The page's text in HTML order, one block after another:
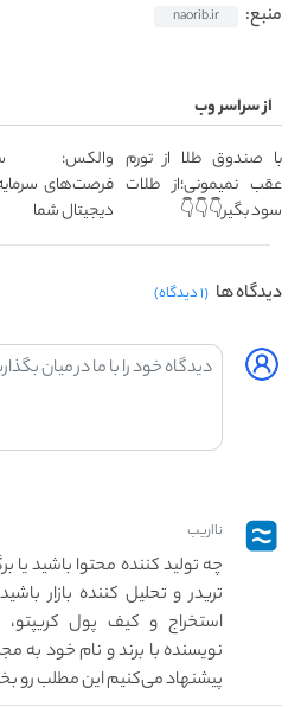
منبع: naorib.ir
از سراسر وب
با صندوق طلا از تورم
عقب نمیمونی؛از طلات
سود بگیر👇👇👇
والکس:
فرصت‌های
دیجیتال شما
دیدگاه ها (۱ دیدگاه)
نااریب
چه تولید کننده محتوا باشید یا
تریدر و تحلیل کننده بازار
استخراج و کیف پول کریپتو،
نویسنده با برند و نام خود به
پیشنهاد می‌کنیم این مطلب رو